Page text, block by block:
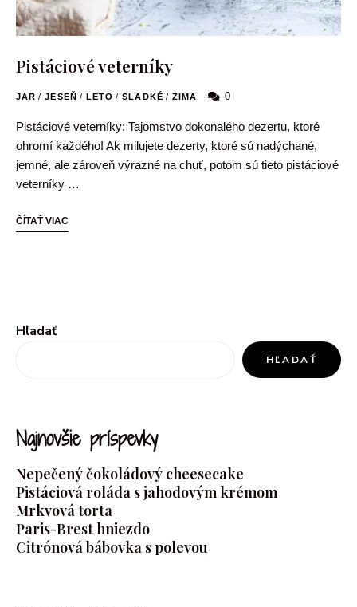
Pistáciové veterníky
JAR / JESEŇ / LETO / SLADKÉ / ZIMA 0
Pistáciové veterníky: Tajomstvo dokonalého dezertu, ktoré
ohromí každého! Ak milujete dezerty, ktoré sú nadýchané,
jemné, ale zároveň výrazné na chuť, potom sú tieto pistáciové
veterníky …
ČÍTAŤ VIAC
Hľadať
HĽADAŤ
Najnovšie príspevky
Nepečený čokoládový cheesecake
Pistáciová roláda s jahodovým krémom
Mrkvová torta
Paris-Brest hniezdo
Citrónová bábovka s polevou